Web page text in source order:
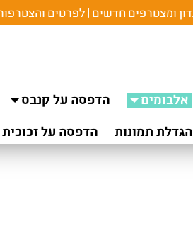
לפרטים
אלבומים הדפסה על קנבס
הגדלת תמונות
הדפסה על זכוכית